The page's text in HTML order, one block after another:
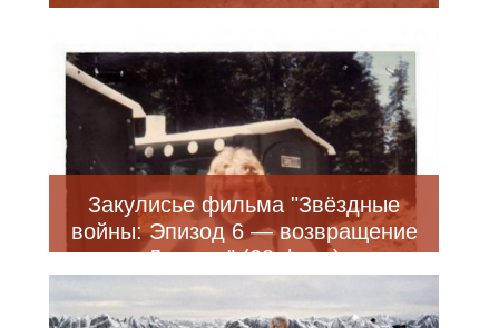
Закулисье фильма "Звёздные
войны: Эпизод 6 — возвращение
Джедая" (28 фото)